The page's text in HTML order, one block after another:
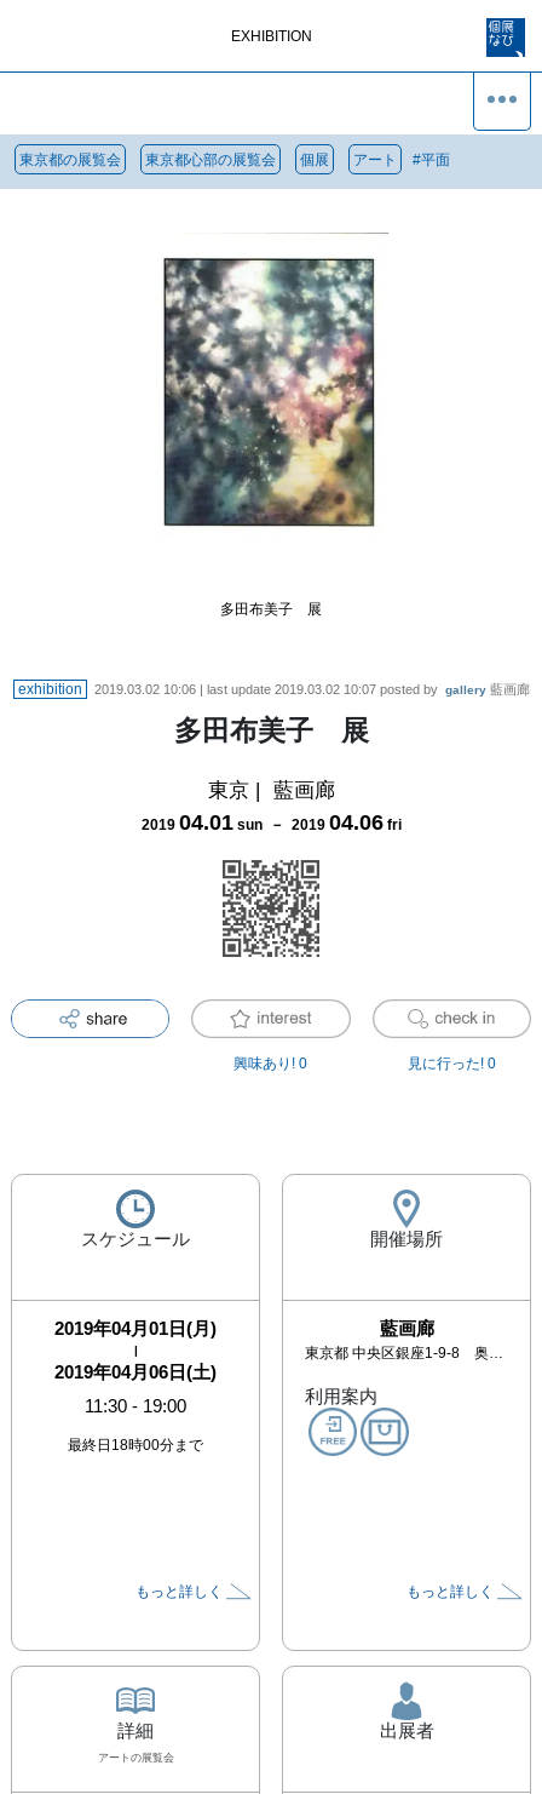
EXHIBITION
東京都の展覧会 東京都心部の展覧会 個展 アート #平面
多田布美子 展
exhibition 2019.03.02 10:06| last update 2019.03.02 10:07posted by gallery 藍画廊
多田布美子 展
東京| 藍画廊
2019 04.01 sun－ 2019 04.06 fri
興味あり! 0 見に行った! 0
スケジュール
2019年04月01日(月)
|
2019年04月06日(土)
11:30 - 19:00
最終日18時00分まで
もっと詳しく
開催場所
藍画廊
東京都 中央区銀座1-9-8 奥野ビル502号室
利用案内
もっと詳しく
詳細
アート の展覧会
出展者